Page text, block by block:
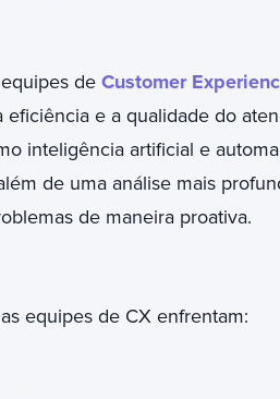
de Customer
eficiência e a qualidade do
inteligência artificial e
de uma análise mais
de maneira proativa.
equipes de CX enfrentam: